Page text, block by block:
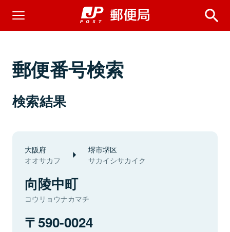
郵便番号検索
検索結果
大阪府
オオサカフ
堺市堺区
サカイシサカイク
向陵中町
コウリョウナカマチ
590-0024